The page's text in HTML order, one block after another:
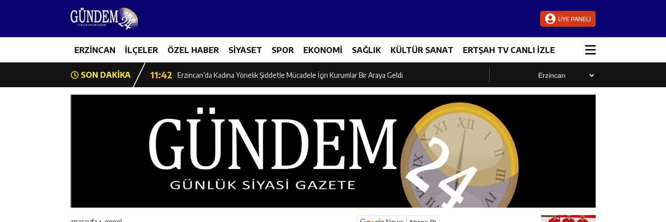
ÜYE PANELİ
ERZİNCAN İLÇELER ÖZEL HABER SİYASET SPOR EKONOMİ SAĞLIK KÜLTÜR SANAT ERTŞAH TV CANLI İZLE
SON DAKİKA
11:43 Erzincan İl Özel İdaresi Air Badminton’da Türkiye Şampiyonu Oldu
11:42 Erzincan’da Kadına Yönelik Şiddetle Mücadele İçin Kurumlar Bir Araya Geldi
11:40 HSK Başkanvekili Fuzuli Aydoğdu’dan Erzincan Valisi Hamza Aydoğdu’ya Ziyaret
11:39 Kahraman Tanoğlu Camii Dualarla İbadete Açıldı